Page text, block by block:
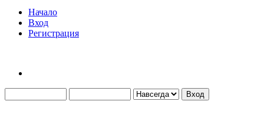
Начало
Вход
Регистрация